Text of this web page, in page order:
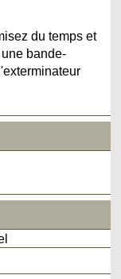
du temps et
bande-